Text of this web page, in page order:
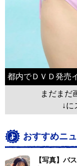
都内でＤＶＤ発売
まだまだ
↓に
おすすめニ
【写真】バ